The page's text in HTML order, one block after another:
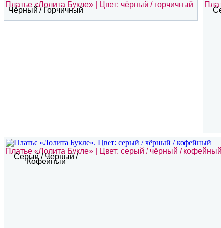
Платье «Лолита Букле» | Цвет: чёрный / горчичный
Чёрный / Горчичный
Платье «Лолита Букле» | Цвет: серый / чёрный / кофейный
Серый / Чёрный /
Кофейный